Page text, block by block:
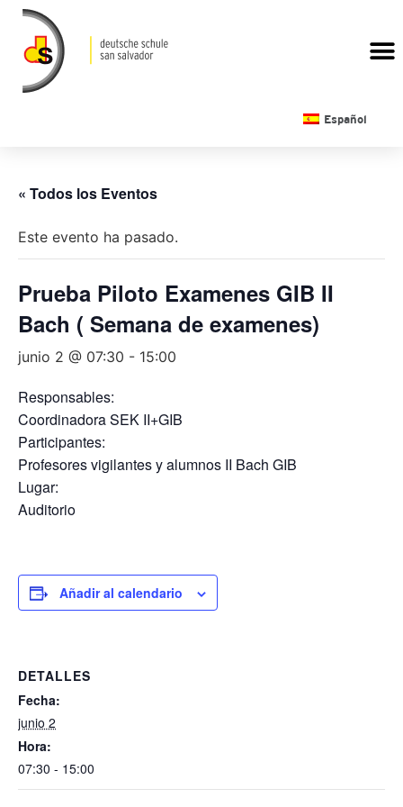
Español
« Todos los Eventos
Este evento ha pasado.
Prueba Piloto Examenes GIB II
Bach ( Semana de examenes)
junio 2 @ 07:30 - 15:00
Responsables:
Coordinadora SEK II+GIB
Participantes:
Profesores vigilantes y alumnos II Bach GIB
Lugar:
Auditorio
Añadir al calendario
DETALLES
Fecha:
junio 2
Hora:
07:30 - 15:00